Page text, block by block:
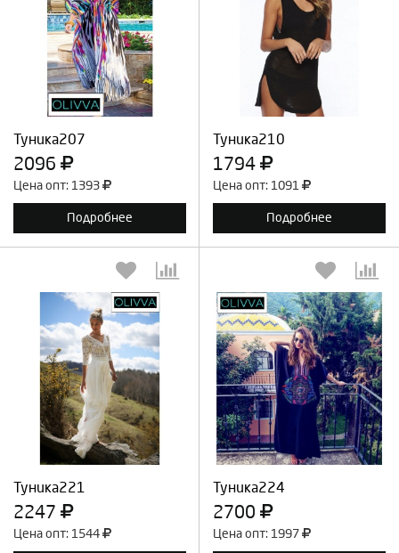
Туника207
2096
Цена опт: 1393
Подробнее
Выберите количество:
Продолжить Отмена
Туника210
1794
Цена опт: 1091
Подробнее
Выберите количество:
Продолжить
Туника221
2247
Цена опт: 1544
Выберите количество:
Продолжить Отмена
Туника224
2700
Цена опт: 1997
Выберите количество:
Продолжить Отмена